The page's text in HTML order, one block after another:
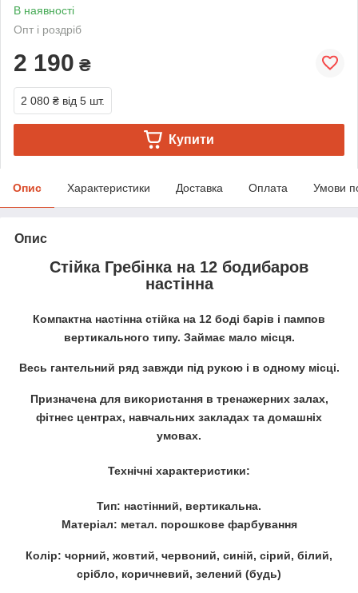
В наявності
Опт і роздріб
2 190 ₴
2 080 ₴ від 5 шт.
Купити
Опис Характеристики Доставка Оплата Умови
Опис
Стійка Гребінка на 12 бодибаров
настінна
Компактна настінна стійка на 12 боді барів і пампов
вертикального типу. Займає мало місця.
Весь гантельний ряд завжди під рукою і в одному місці.
Призначена для використання в тренажерних залах,
фітнес центрах, навчальних закладах та домашніх
умовах.
Технічні характеристики:
Тип: настінний, вертикальна.
Матеріал: метал. порошкове фарбування
Колір: чорний, жовтий, червоний, синій, сірий, білий,
срібло, коричневий, зелений (будь)